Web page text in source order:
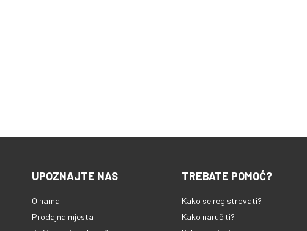
UPOZNAJTE NAS
O nama
Prodajna mjesta
TREBATE POMOĆ?
Kako se registrovati?
Kako naručiti?